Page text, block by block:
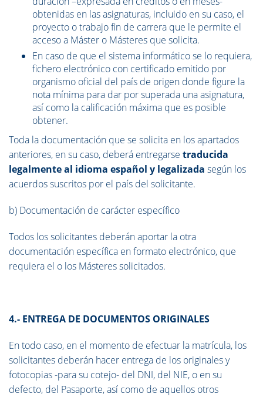
obtenidas en las asignaturas, incluido en su caso, el
proyecto o trabajo fin de carrera que le permite el
acceso a Máster o Másteres que solicita.
En caso de que el sistema informático se lo requiera,
fichero electrónico con certificado emitido por
organismo oficial del país de origen donde figure la
nota mínima para dar por superada una asignatura,
así como la calificación máxima que es posible
obtener.
Toda la documentación que se solicita en los apartados
anteriores, en su caso, deberá entregarse traducida
legalmente al idioma español y legalizada según los
acuerdos suscritos por el país del solicitante.
b) Documentación de carácter específico
Todos los solicitantes deberán aportar la otra
documentación específica en formato electrónico, que
requiera el o los Másteres solicitados.
4.- ENTREGA DE DOCUMENTOS ORIGINALES
En todo caso, en el momento de efectuar la matrícula, los
solicitantes deberán hacer entrega de los originales y
fotocopias -para su cotejo- del DNI, del NIE, o en su
defecto, del Pasaporte, así como de aquellos otros